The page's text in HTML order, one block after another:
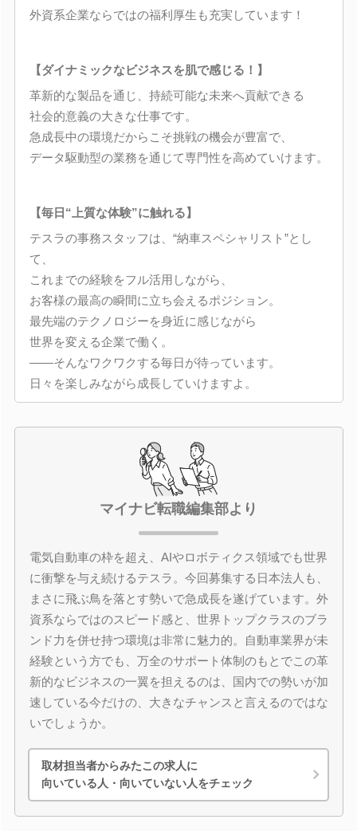
外資系企業ならではの福利厚生も充実しています！
【ダイナミックなビジネスを肌で感じる！】
革新的な製品を通じ、持続可能な未来へ貢献できる
社会的意義の大きな仕事です。
急成長中の環境だからこそ挑戦の機会が豊富で、
データ駆動型の業務を通じて専門性を高めていけます。
【毎日“上質な体験”に触れる】
テスラの事務スタッフは、“納車スペシャリスト”とし
て、
これまでの経験をフル活用しながら、
お客様の最高の瞬間に立ち会えるポジション。
最先端のテクノロジーを身近に感じながら
世界を変える企業で働く。
――そんなワクワクする毎日が待っています。
日々を楽しみながら成長していけますよ。
マイナビ転職編集部より
電気自動車の枠を超え、AIやロボティクス領域でも世界
に衝撃を与え続けるテスラ。今回募集する日本法人も、
まさに飛ぶ鳥を落とす勢いで急成長を遂げています。外
資系ならではのスピード感と、世界トップクラスのブラ
ンド力を併せ持つ環境は非常に魅力的。自動車業界が未
経験という方でも、万全のサポート体制のもとでこの革
新的なビジネスの一翼を担えるのは、国内での勢いが加
速している今だけの、大きなチャンスと言えるのではな
いでしょうか。
取材担当者からみたこの求人に
向いている人・向いていない人をチェック